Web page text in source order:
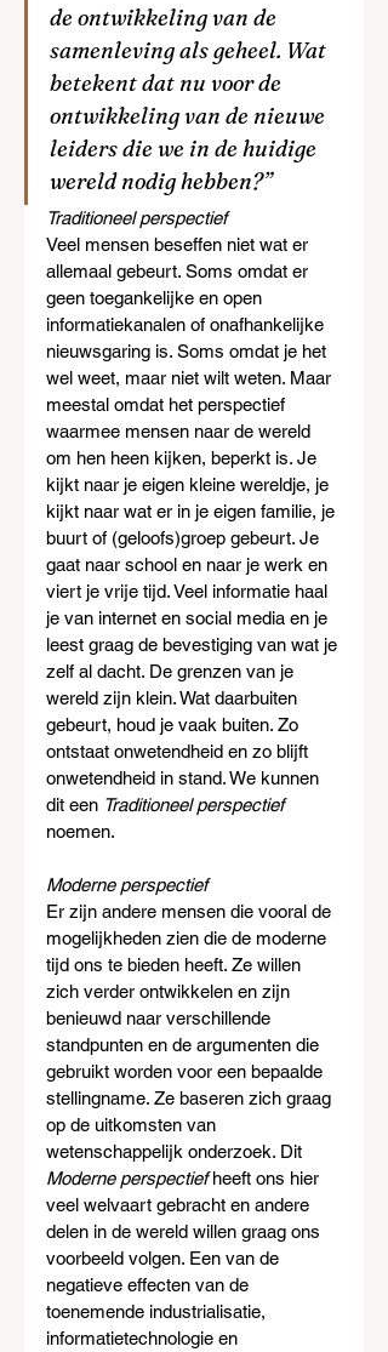
de ontwikkeling van de
samenleving als geheel. Wat
betekent dat nu voor de
ontwikkeling van de nieuwe
leiders die we in de huidige
wereld nodig hebben?”
Traditioneel perspectief
Veel mensen beseffen niet wat er
allemaal gebeurt. Soms omdat er
geen toegankelijke en open
informatiekanalen of onafhankelijke
nieuwsgaring is. Soms omdat je het
wel weet, maar niet wilt weten. Maar
meestal omdat het perspectief
waarmee mensen naar de wereld
om hen heen kijken, beperkt is. Je
kijkt naar je eigen kleine wereldje, je
kijkt naar wat er in je eigen familie, je
buurt of (geloofs)groep gebeurt. Je
gaat naar school en naar je werk en
viert je vrije tijd. Veel informatie haal
je van internet en social media en je
leest graag de bevestiging van wat je
zelf al dacht. De grenzen van je
wereld zijn klein. Wat daarbuiten
gebeurt, houd je vaak buiten. Zo
ontstaat onwetendheid en zo blijft
onwetendheid in stand. We kunnen
dit een Traditioneel perspectief
noemen.
Moderne perspectief
Er zijn andere mensen die vooral de
mogelijkheden zien die de moderne
tijd ons te bieden heeft. Ze willen
zich verder ontwikkelen en zijn
benieuwd naar verschillende
standpunten en de argumenten die
gebruikt worden voor een bepaalde
stellingname. Ze baseren zich graag
op de uitkomsten van
wetenschappelijk onderzoek. Dit
Moderne perspectief heeft ons hier
veel welvaart gebracht en andere
delen in de wereld willen graag ons
voorbeeld volgen. Een van de
negatieve effecten van de
toenemende industrialisatie,
informatietechnologie en